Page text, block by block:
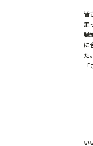
皆
走
職
に
た
い